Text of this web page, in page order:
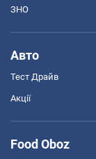
ЗНО
Авто
Тест Драйв
Акції
Food Oboz